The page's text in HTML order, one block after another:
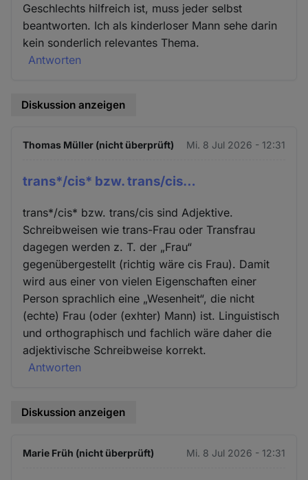
Geschlechts hilfreich ist, muss jeder selbst
beantworten. Ich als kinderloser Mann sehe darin
kein sonderlich relevantes Thema.
Antworten
Diskussion anzeigen
Thomas Müller (nicht überprüft) Mi. 8 Jul 2026 - 12:31
trans*/cis* bzw. trans/cis…
trans*/cis* bzw. trans/cis sind Adjektive.
Schreibweisen wie trans-Frau oder Transfrau
dagegen werden z. T. der „Frau“
gegenübergestellt (richtig wäre cis Frau). Damit
wird aus einer von vielen Eigenschaften einer
Person sprachlich eine „Wesenheit“, die nicht
(echte) Frau (oder (exhter) Mann) ist. Linguistisch
und orthographisch und fachlich wäre daher die
adjektivische Schreibweise korrekt.
Antworten
Diskussion anzeigen
Marie Früh (nicht überprüft) Mi. 8 Jul 2026 - 12:31